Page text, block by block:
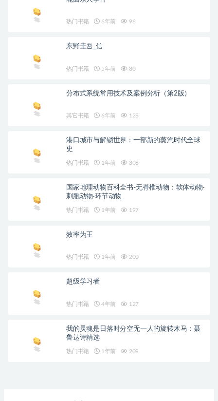
热门书籍 6年前 96
东野圭吾_信
热门书籍 5年前 80
分布式系统常用技术及案例分析（第2版）
其它书籍 6年前 128
港口城市与解锁世界：一部新的蒸汽时代全球
史
热门书籍 1年前 308
国家地理动物百科全书-无脊椎动物：软体动物·
刺胞动物·环节动物
热门书籍 1年前 197
效率为王
热门书籍 1年前 200
超级学习者
热门书籍 4年前 127
我的灵魂是日落时分空无一人的旋转木马：聂
鲁达诗精选
热门书籍 1年前 209